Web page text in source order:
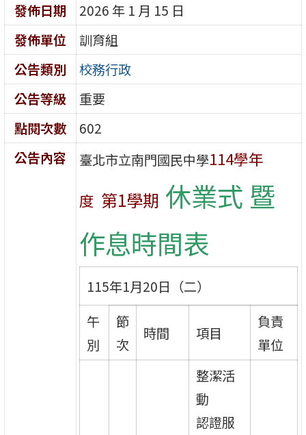
發佈日期
2026 年 1 月 15 日
發佈單位
訓育組
公告類別
校務行政
公告等級
重要
點閱次數
602
公告內容
臺北市立南門國民中學114學年
度 第1學期 休業式 暨
作息時間表
115年1月20日（二）
午
別
節
次
時間 項目
負責
單位
整潔活
動
認證服